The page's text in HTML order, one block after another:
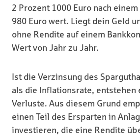
2 Prozent 1000 Euro nach
980 Euro wert. Liegt dein Geld
ohne Rendite auf einem
Wert von Jahr zu Jahr.
Ist die Verzinsung des
als die Inflationsrate, entstehen
Verluste. Aus diesem Grund
einen Teil des Ersparten in
investieren, die eine Rendite